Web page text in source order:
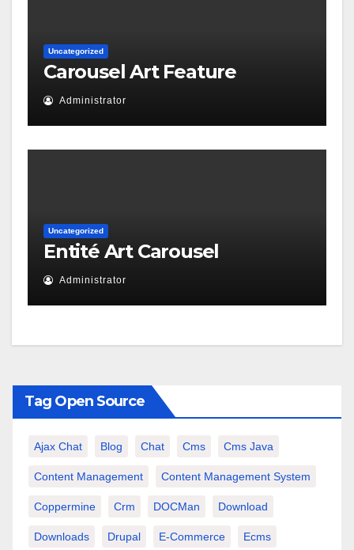
Uncategorized
Carousel Art Feature
Administrator
Uncategorized
Entité Art Carousel
Administrator
Tag Open Source
Ajax Chat Blog Chat Cms Cms Java
Content Management Content Management System
Coppermine Crm DOCMan Download
Downloads Drupal E-Commerce Ecms